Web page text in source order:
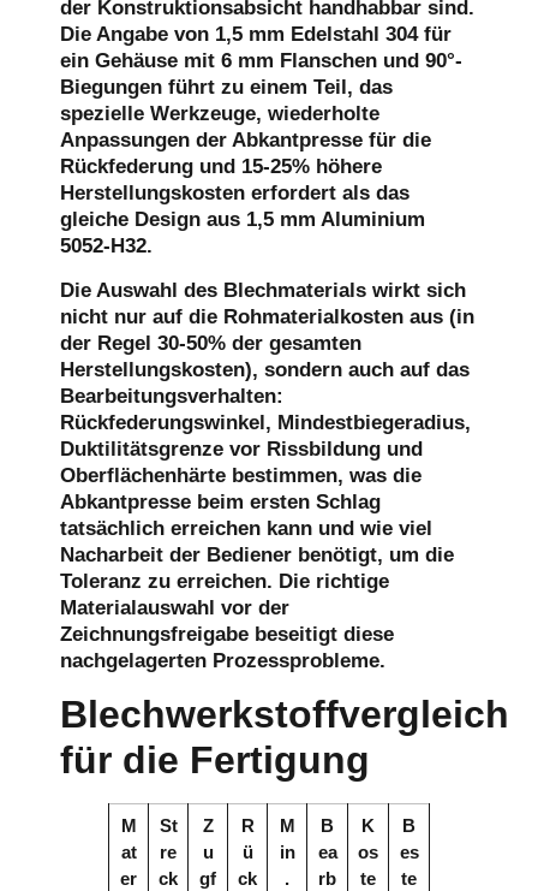
der Konstruktionsabsicht handhabbar sind.
Die Angabe von 1,5 mm Edelstahl 304 für
ein Gehäuse mit 6 mm Flanschen und 90°-
Biegungen führt zu einem Teil, das
spezielle Werkzeuge, wiederholte
Anpassungen der Abkantpresse für die
Rückfederung und 15-25% höhere
Herstellungskosten erfordert als das
gleiche Design aus 1,5 mm Aluminium
5052-H32.
Die Auswahl des Blechmaterials wirkt sich
nicht nur auf die Rohmaterialkosten aus (in
der Regel 30-50% der gesamten
Herstellungskosten), sondern auch auf das
Bearbeitungsverhalten:
Rückfederungswinkel, Mindestbiegeradius,
Duktilitätsgrenze vor Rissbildung und
Oberflächenhärte bestimmen, was die
Abkantpresse beim ersten Schlag
tatsächlich erreichen kann und wie viel
Nacharbeit der Bediener benötigt, um die
Toleranz zu erreichen. Die richtige
Materialauswahl vor der
Zeichnungsfreigabe beseitigt diese
nachgelagerten Prozessprobleme.
Blechwerkstoffvergleich
für die Fertigung
M
at
er
St
re
ck
Z
u
gf
R
ü
ck
M
in
.
B
ea
rb
K
os
te
B
es
te